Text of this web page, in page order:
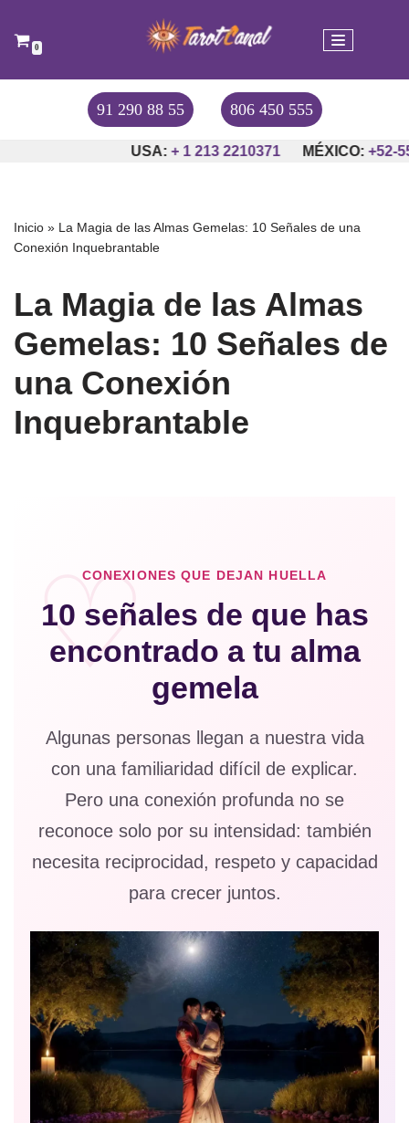
Saltar
0
91 290 88 55 806 450 555
USA:+ 1 213 2210371 MÉXICO:+52-55-
Inicio » La Magia de las Almas Gemelas: 10 Señales de una
Conexión Inquebrantable
La Magia de las Almas
Gemelas: 10 Señales de
una Conexión
Inquebrantable
CONEXIONES QUE DEJAN HUELLA
10 señales de que has
encontrado a tu alma
gemela
Algunas personas llegan a nuestra vida
con una familiaridad difícil de explicar.
Pero una conexión profunda no se
reconoce solo por su intensidad: también
necesita reciprocidad, respeto y capacidad
para crecer juntos.